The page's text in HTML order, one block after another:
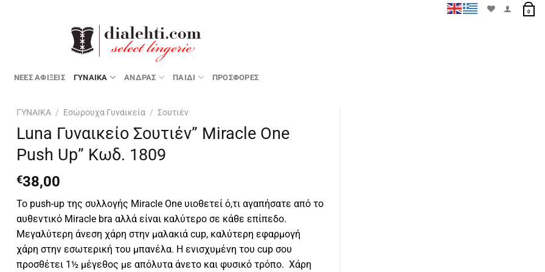
0
ΝΕΕΣ ΑΦΙΞΕΙΣ ΓΥΝΑΙΚΑ ΑΝΔΡΑΣ ΠΑΙΔΙ ΠΡΟΣΦΟΡΕΣ
ΓΥΝΑΙΚΑ / Εσώρουχα Γυναικεία / Σουτιέν
Luna Γυναικείο Σουτιέν” Miracle One
Push Up” Κωδ. 1809
€38,00
Το push-upτης συλλογής Miracle Oneυιοθετεί ό,τι αγαπήσατε από το
αυθεντικό Miracle bra αλλά είναι καλύτερο σε κάθε επίπεδο.
Μεγαλύτερη άνεση χάρη στην μαλακιά cup, καλύτερη εφαρμογή
χάρη στην εσωτερική του μπανέλα. Η ενισχυμένη του cup σου
προσθέτει 1½ μέγεθος με απόλυτα άνετο και φυσικό τρόπο. Χάρη